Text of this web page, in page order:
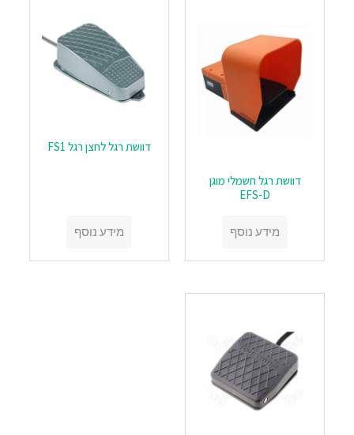
דוושת רגל חשמלי מוגן
EFS-D
מידע נוסף
דוושת רגל לחצן רגל FS1
מידע נוסף